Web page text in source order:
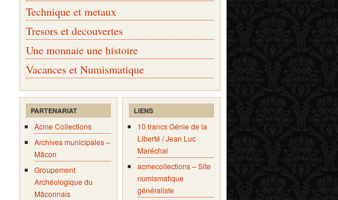
Technique et metaux
Tresors et decouvertes
Une monnaie une histoire
Vacances et Numismatique
PARTENARIAT
Acme Collections
Archives municipales –
Mâcon
Groupement
Archéologique du
Mâconnais
LIENS
10 francs Génie de la
Liberté / Jean Luc
Maréchal
acmecollections – Site
numismatique
généraliste